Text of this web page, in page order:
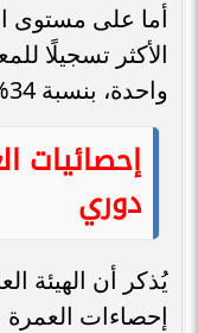
أما على مستوى
الأكثر تسجيلًا
واحدة، بنسبة 34% من إجمالي معتمري الداخل.
إحصائيات
دوري
يُذكر أن الهيئة
إحصاءات